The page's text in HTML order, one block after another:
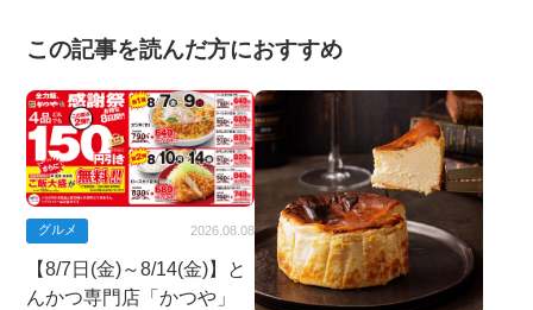
この記事を読んだ方におすすめ
グルメ 2026.08.08
【8/7日(金)～8/14(金)】と
んかつ専門店「かつや」